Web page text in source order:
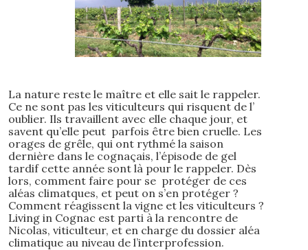
La nature reste le maître et elle sait le rappeler.
Ce ne sont pas les viticulteurs qui risquent de l’
oublier. Ils travaillent avec elle chaque jour, et
savent qu’elle peut parfois être bien cruelle. Les
orages de grêle, qui ont rythmé la saison
dernière dans le cognaçais, l’épisode de gel
tardif cette année sont là pour le rappeler. Dès
lors, comment faire pour se protéger de ces
aléas climatques, et peut on s’en protéger ?
Comment réagissent la vigne et les viticulteurs ?
Living in Cognac est parti à la rencontre de
Nicolas, viticulteur, et en charge du dossier aléa
climatique au niveau de l’interprofession.